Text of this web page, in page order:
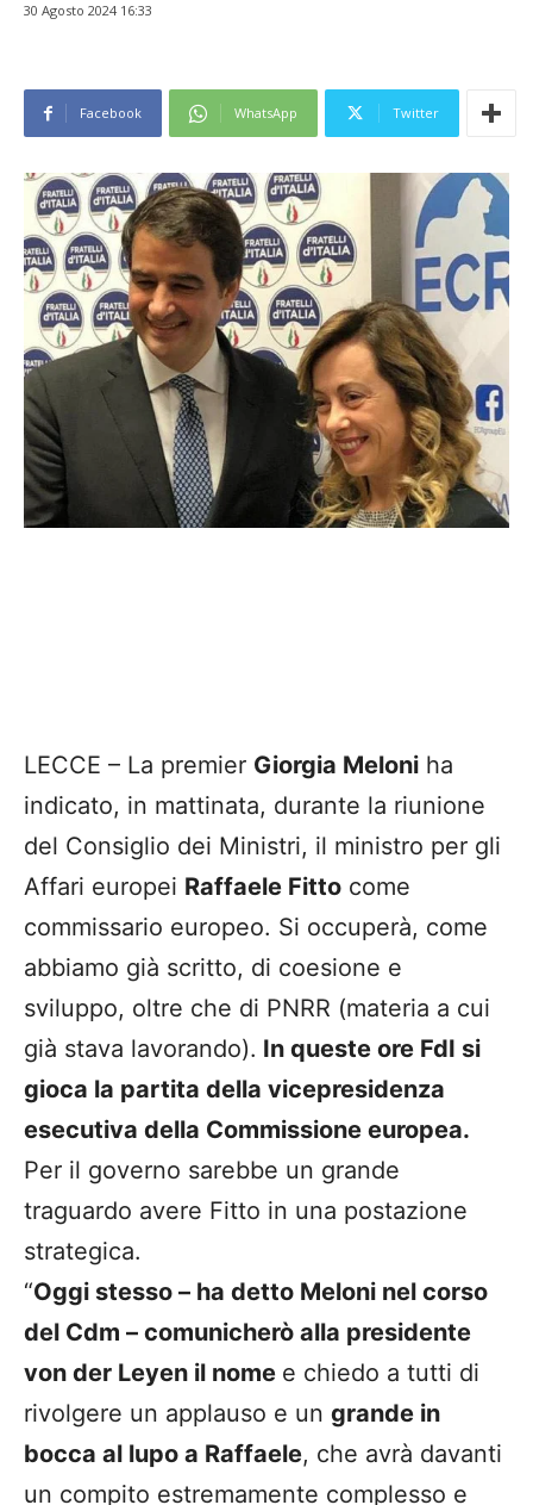
30 Agosto 2024 16:33
Facebook WhatsApp Twitter
LECCE – La premier Giorgia Meloni ha
indicato, in mattinata, durante la riunione
del Consiglio dei Ministri, il ministro per gli
Affari europei Raffaele Fitto come
commissario europeo. Si occuperà, come
abbiamo già scritto, di coesione e
sviluppo, oltre che di PNRR (materia a cui
già stava lavorando). In queste ore FdI si
gioca la partita della vicepresidenza
esecutiva della Commissione europea.
Per il governo sarebbe un grande
traguardo avere Fitto in una postazione
strategica.
“Oggi stesso – ha detto Meloni nel corso
del Cdm – comunicherò alla presidente
von der Leyen il nome e chiedo a tutti di
rivolgere un applauso e un grande in
bocca al lupo a Raffaele, che avrà davanti
un compito estremamente complesso e